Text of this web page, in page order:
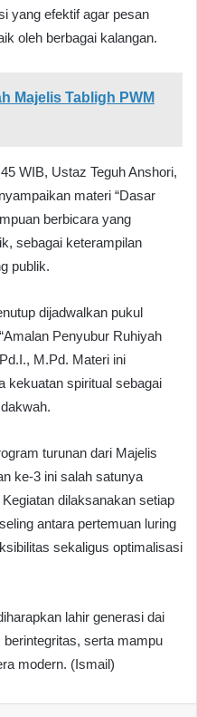
yang efektif agar pesan
oleh berbagai kalangan.
Majelis Tabligh PWM
WIB, Ustaz Teguh Anshori,
materi “Dasar
berbicara yang
sebagai keterampilan
publik.
dijadwalkan pukul
Penyubur Ruhiyah
M.Pd. Materi ini
kekuatan spiritual sebagai
turunan dari Majelis
ke-3 ini salah satunya
dilaksanakan setiap
antara pertemuan luring
sekaligus optimalisasi
lahir generasi dai
serta mampu
modern. (Ismail)